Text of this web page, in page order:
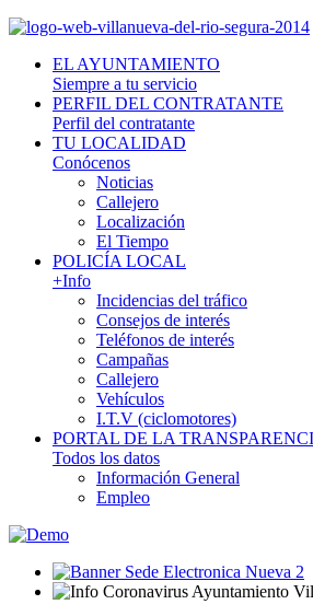
EL AYUNTAMIENTO
Siempre a tu servicio
PERFIL DEL CONTRATANTE
Perfil del contratante
TU LOCALIDAD
Conócenos
Noticias
Callejero
Localización
El Tiempo
POLICÍA LOCAL
+Info
Incidencias del tráfico
Consejos de interés
Teléfonos de interés
Campañas
Callejero
Vehículos
I.T.V (ciclomotores)
PORTAL DE LA
Todos los datos
Información General
Empleo